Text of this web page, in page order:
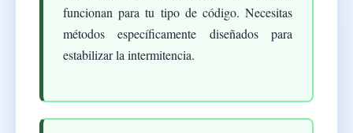
funcionan para tu tipo de código. Necesitas
métodos específicamente diseñados para
estabilizar la intermitencia.